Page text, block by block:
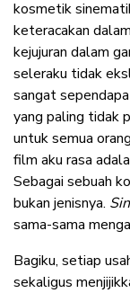
kosmetik
keteracakan
kejujuran dalam
seleraku tidak
sangat
yang paling tidak
untuk semua
film aku rasa
Sebagai sebuah
bukan jenisnya.
sama-sama
Bagiku, setiap
sekaligus